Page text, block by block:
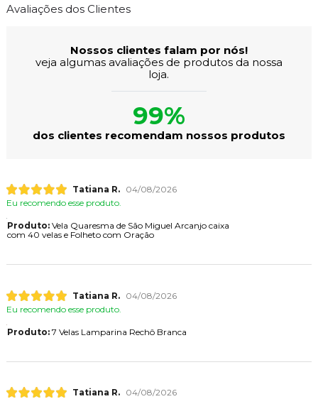
Avaliações dos Clientes
Nossos clientes falam por nós!
veja algumas avaliações de produtos da nossa
loja.
99%
dos clientes recomendam nossos produtos
Tatiana R.
04/08/2026
Eu recomendo esse produto.
Produto:Vela Quaresma de São Miguel Arcanjo caixa
com 40 velas e Folheto com Oração
Tatiana R.
04/08/2026
Eu recomendo esse produto.
Produto:7 Velas Lamparina Rechô Branca
Tatiana R. 04/08/2026